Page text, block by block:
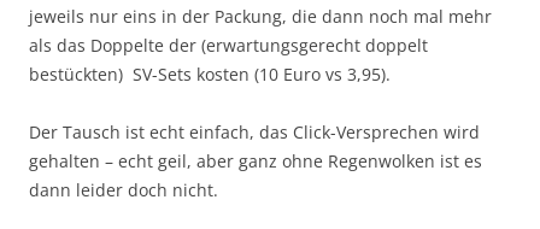
jeweils nur eins in der Packung, die dann noch mal mehr
als das Doppelte der (erwartungsgerecht doppelt
bestückten) SV-Sets kosten (10 Euro vs 3,95).
Der Tausch ist echt einfach, das Click-Versprechen wird
gehalten – echt geil, aber ganz ohne Regenwolken ist es
dann leider doch nicht.